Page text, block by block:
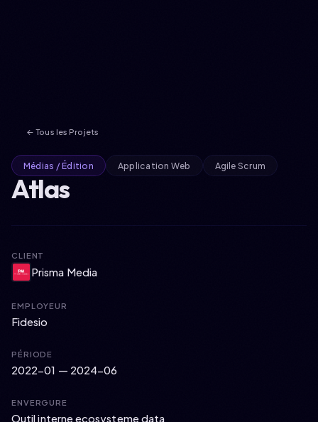
Compétences
← Tous les Projets
Médias / Édition Application Web Agile Scrum
Atlas
CLIENT
Prisma Media
EMPLOYEUR
Fidesio
PÉRIODE
2022-01 — 2024-06
ENVERGURE
Outil interne ecosysteme data